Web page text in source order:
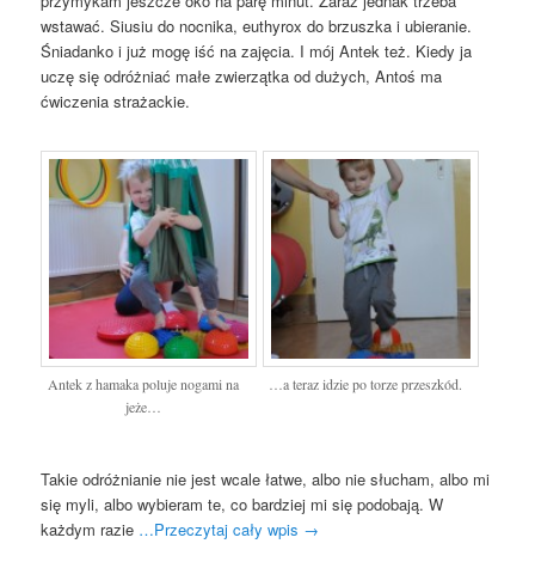
wstawać. Siusiu do nocnika, euthyrox do brzuszka i ubieranie.
Śniadanko i już mogę iść na zajęcia. I mój Antek też. Kiedy ja
uczę się odróżniać małe zwierzątka od dużych, Antoś ma
ćwiczenia strażackie.
Antek z hamaka poluje nogami na
jeże…
…a teraz idzie po torze przeszkód.
Takie odróżnianie nie jest wcale łatwe, albo nie słucham, albo mi
się myli, albo wybieram te, co bardziej mi się podobają. W
każdym razie …Przeczytaj cały wpis →